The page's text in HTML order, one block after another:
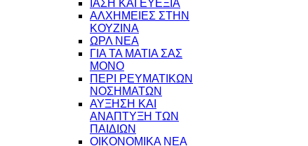
ΙΑΣΗ ΚΑΙ ΕΥΕΞΙΑ
ΑΛΧΗΜΕΙΕΣ ΣΤΗΝ
ΚΟΥΖΙΝΑ
ΩΡΛ ΝEA
ΓΙΑ ΤΑ ΜΑΤΙΑ ΣΑΣ
ΜΟΝΟ
ΠΕΡΙ ΡΕΥΜΑΤΙΚΩΝ
ΝΟΣΗΜΑΤΩΝ
ΑΥΞΗΣΗ ΚΑΙ
ΑΝΑΠΤΥΞΗ ΤΩΝ
ΠΑΙΔΙΩΝ
ΟΙΚΟΝΟΜΙΚΑ ΝΕΑ